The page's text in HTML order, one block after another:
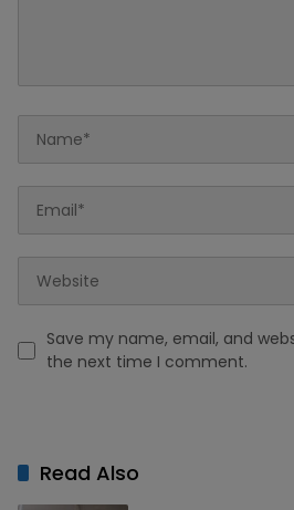
Save my name, email, and
the next time I comment.
Read Also